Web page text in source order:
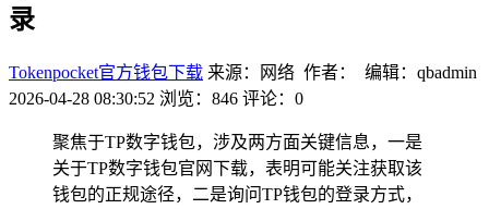
录
Tokenpocket官方钱包下载 来源：网络 作者： 编辑：qbadmin
2026-04-28 08:30:52 浏览：846 评论：0
聚焦于TP数字钱包，涉及两方面关键信息，一是
关于TP数字钱包官网下载，表明可能关注获取该
钱包的正规途径，二是询问TP钱包的登录方式，